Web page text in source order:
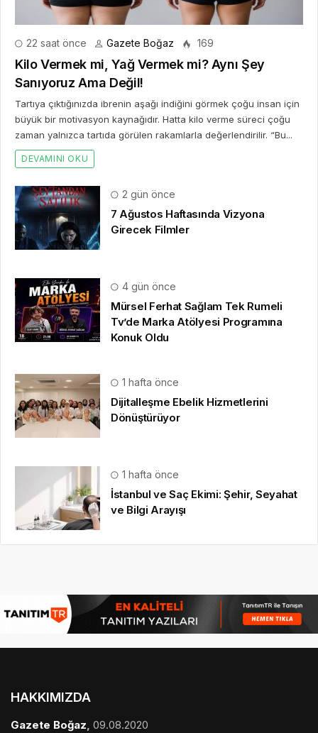
22 saat önce Gazete Boğaz 169
Kilo Vermek mi, Yağ Vermek mi? Aynı Şey
Sanıyoruz Ama Değil!
Tartıya çıktığınızda ibrenin aşağı indiğini görmek çoğu insan için
büyük bir motivasyon kaynağıdır. Hatta kilo verme süreci çoğu
zaman yalnızca tartıda görülen rakamlarla değerlendirilir. “Bu...
DEVAMINI OKU
2 gün önce
7 Ağustos Haftasında Vizyona
Girecek Filmler
4 gün önce
Mürsel Ferhat Sağlam Tek Rumeli
Tv’de Marka Atölyesi Programına
Konuk Oldu
1 hafta önce
Dijitalleşme Ebelik Hizmetlerini
Dönüştürüyor
1 hafta önce
İstanbul ve Saç Ekimi: Şehir, Seyahat
ve Bilgi Arayışı
HAKKIMIZDA
Gazete Boğaz, 09.08.2020